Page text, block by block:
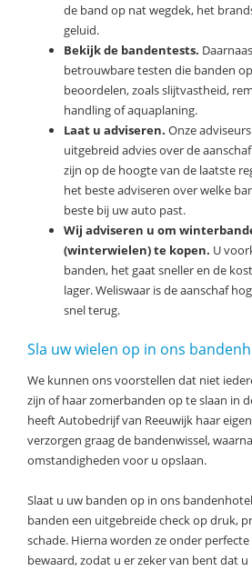
de band op nat wegdek, het
geluid.
Bekijk de bandentests.
betrouwbare testen die banden
beoordelen, zoals slijtvastheid,
handling of aquaplaning.
Laat u adviseren. Onze
uitgebreid advies over de
zijn op de hoogte van de laatste
het beste adviseren over welke
beste bij uw auto past.
Wij adviseren u om
(winterwielen) te kopen. U
banden, het gaat sneller en de
lager. Weliswaar is de aanschaf
snel terug.
Sla uw wielen op in ons
We kunnen ons voorstellen dat niet
zijn of haar zomerbanden op te slaan in
heeft Autobedrijf van Reeuwijk haar
verzorgen graag de bandenwissel,
omstandigheden voor u opslaan.
Slaat u uw banden op in ons
banden een uitgebreide check op druk,
schade. Hierna worden ze onder
bewaard, zodat u er zeker van bent dat